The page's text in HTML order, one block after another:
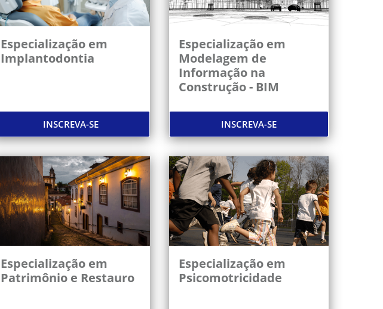
Especialização em
Implantodontia
INSCREVA-SE
Especialização em
Modelagem de
Informação na
Construção - BIM
INSCREVA-SE
Especialização em
Patrimônio e Restauro
Especialização em
Psicomotricidade